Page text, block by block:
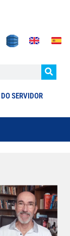
SERVIDOR